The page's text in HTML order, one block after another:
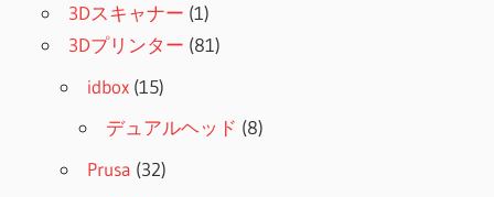
3Dスキャナー (1)
3Dプリンター (81)
idbox (15)
デュアルヘッド (8)
Prusa (32)